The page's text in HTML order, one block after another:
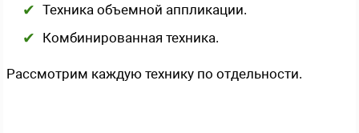
Техника объемной аппликации.
Комбинированная техника.
Рассмотрим каждую технику по отдельности.